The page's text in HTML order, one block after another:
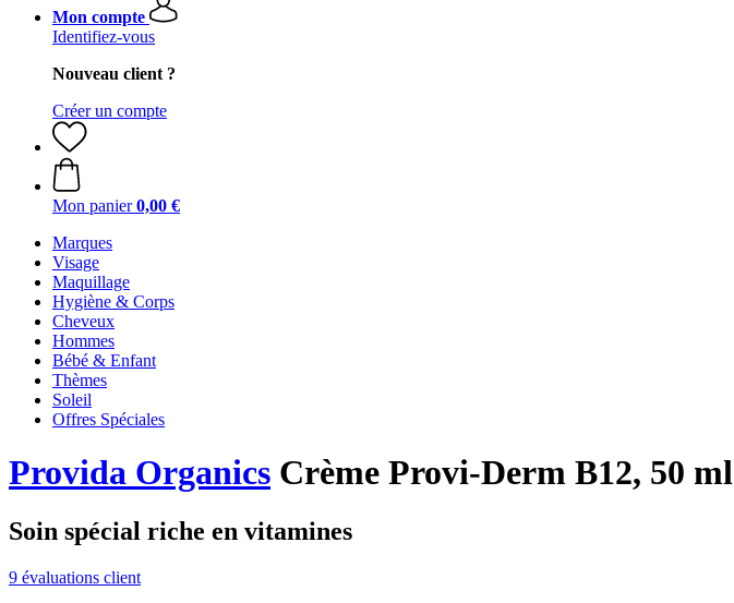
Mon compte
Identifiez-vous
Nouveau client ?
Créer un compte
Mon panier 0,00 €
Marques
Visage
Maquillage
Hygiène & Corps
Cheveux
Hommes
Bébé & Enfant
Thèmes
Soleil
Offres Spéciales
Provida Organics Crème Provi-Derm B12, 50 ml
Soin spécial riche en vitamines
9 évaluations client